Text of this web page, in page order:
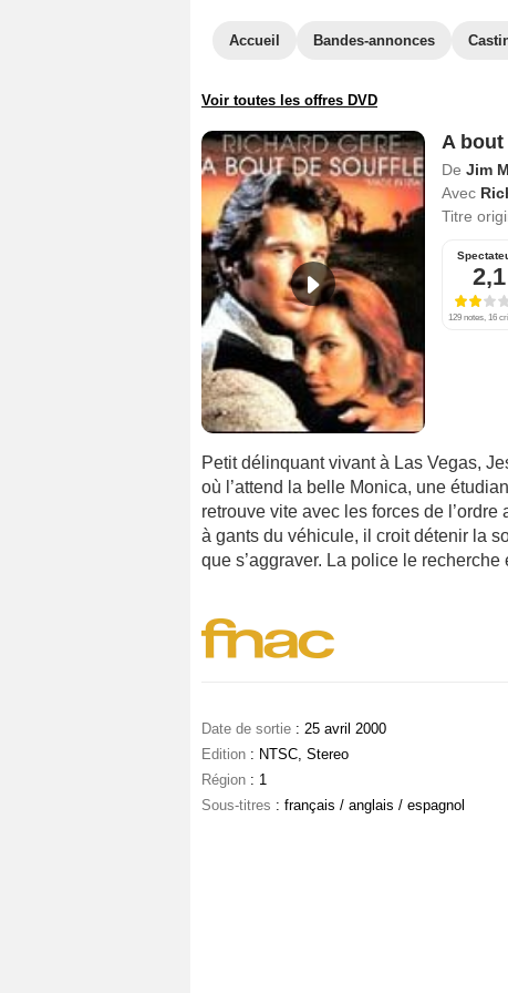
Accueil Bandes-annonces
Voir toutes les offres DVD
A bout
De Jim
Avec
Titre
2,1
129 notes, 16
Petit délinquant vivant à Las Vegas,
où l’attend la belle Monica, une
retrouve vite avec les forces de
à gants du véhicule, il croit détenir la
que s’aggraver. La police le
Date de sortie : 25 avril 2000
Edition : NTSC, Stereo
Région : 1
Sous-titres : français / anglais / espagnol